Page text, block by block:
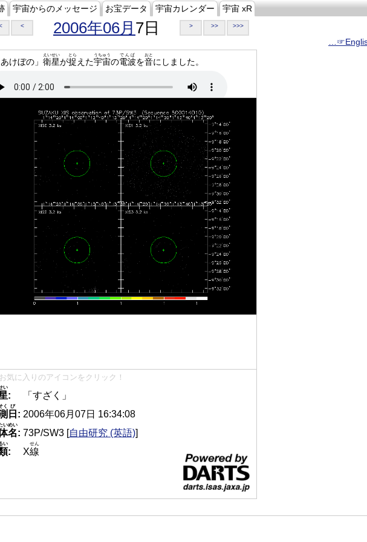
宇宙からのメッセージ お宝データ 宇宙カレンダー 宇宙 xR
< 2006年06月 7日 > >> >>>
けぼの」 衛星
えいせい
が捉
とら
えた宇宙
うちゅう
の電波
でんぱ
を音
おと
にしました。
気に入りのアイコンをクリック！
い
:
「すざく」
く
日
び
: 2006年06月07日 16:34:08
名
いめい
: 73P/SW3 [自由研究 (英語)]
い
: X線
せん